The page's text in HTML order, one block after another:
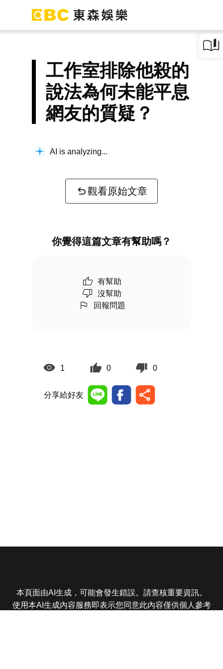
工作室排除他殺的
說法為何未能平息
網友的質疑？
AI is analyzing...
觀看原始文章
你覺得這篇文章有幫助嗎？
有幫助
沒幫助
回報問題
1 0 0
分享給好友
本頁面由AI生成，可能會發生錯誤。請查核重要資訊。
使用本AI生成內容服務即表示您同意此內容僅供個人參考